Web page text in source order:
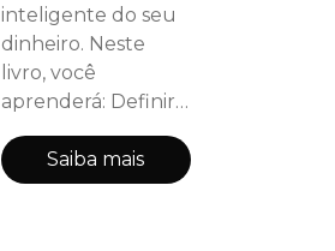
inteligente do seu
dinheiro. Neste
livro, você
aprenderá: Definir
metas financeiras
claras e alcançáveis:
Diga adeus às
Saiba mais